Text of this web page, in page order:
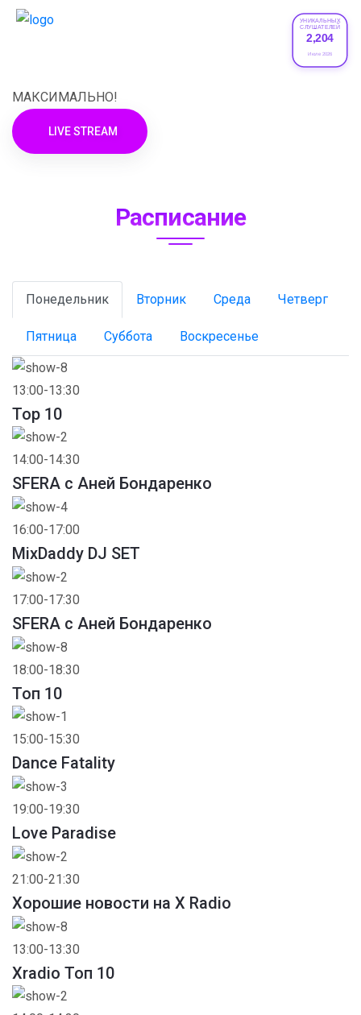
УНИКАЛЬНЫХ
СЛУШАТЕЛЕЙ
2,204
Июле 2026
МАКСИМАЛЬНО!
LIVE STREAM
Расписание
Понедельник Вторник Среда Четверг
Пятница Суббота Воскресенье
13:00-13:30
Top 10
14:00-14:30
SFERA с Аней Бондаренко
16:00-17:00
MixDaddy DJ SET
17:00-17:30
SFERA с Аней Бондаренко
18:00-18:30
Toп 10
15:00-15:30
Dance Fatality
19:00-19:30
Love Paradise
21:00-21:30
Хорошие новости на X Radio
13:00-13:30
Xradio Топ 10